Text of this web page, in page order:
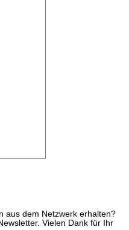
aus dem Netzwerk erhalten?
Vielen Dank für Ihr